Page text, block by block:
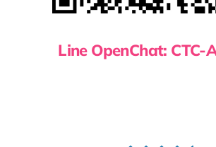
Line OpenChat: CTC-